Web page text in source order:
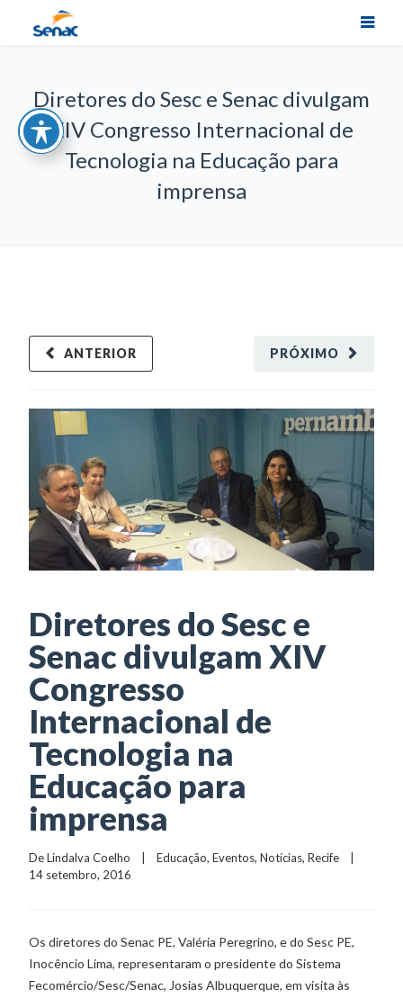
Diretores do Sesc e Senac divulgam
XIV Congresso Internacional de
Tecnologia na Educação para
imprensa
PRÓXIMO
ANTERIOR
Diretores do Sesc e
Senac divulgam XIV
Congresso
Internacional de
Tecnologia na
Educação para
imprensa
De Lindalva Coelho
    |
Educação, Eventos, Notícias, Recife
14 setembro, 2016
Os diretores do Senac PE, Valéria Peregrino, e do Sesc PE,
Inocêncio Lima, representaram o presidente do Sistema
Fecomércio/Sesc/Senac, Josias Albuquerque, em visita às